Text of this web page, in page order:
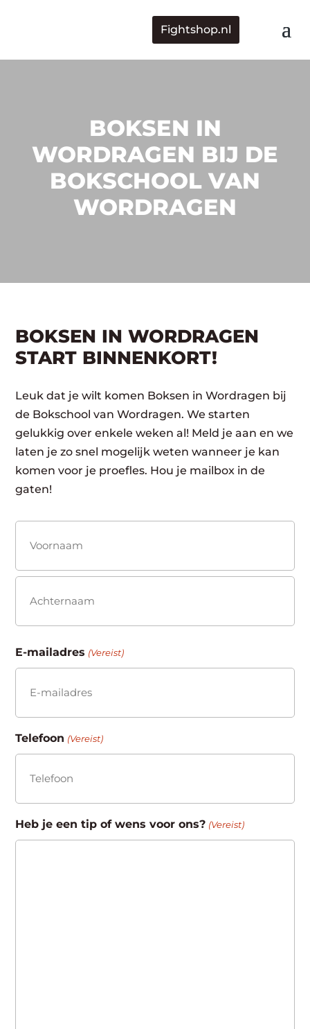
Fightshop.nl
BOKSEN IN
WORDRAGEN BIJ DE
BOKSCHOOL VAN
WORDRAGEN
BOKSEN IN WORDRAGEN
START BINNENKORT!
Leuk dat je wilt komen Boksen in Wordragen bij
de Bokschool van Wordragen. We starten
gelukkig over enkele weken al! Meld je aan en we
laten je zo snel mogelijk weten wanneer je kan
komen voor je proefles. Hou je mailbox in de
gaten!
(Vereist)
Voornaam
E-mailadres (Vereist)
Telefoon (Vereist)
Heb je een tip of wens voor ons? (Vereist)